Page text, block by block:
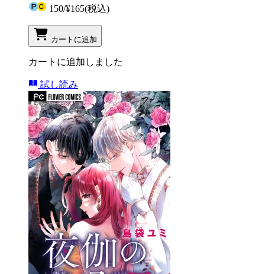
150/¥165(税込)
カートに追加
カートに追加しました
試し読み